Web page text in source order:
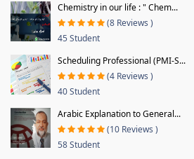
Chemistry in our life : " Chem...
(8 Reviews )
45 Student
Scheduling Professional (PMI-S...
(4 Reviews )
40 Student
Arabic Explanation to General...
(10 Reviews )
58 Student